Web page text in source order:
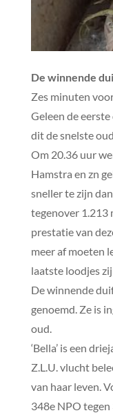
De winnende
Zes minuten
Geleen de
dit de snelste
Om 20.36 uur
Hamstra en zn
sneller te zijn
tegenover 1.213
prestatie van
meer af moeten
laatste loodjes
De winnende
genoemd. Ze is
oud.
‘Bella’ is een
Z.L.U. vlucht
van haar leven.
348e NPO